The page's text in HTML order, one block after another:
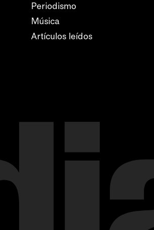
Periodismo
Música
Artículos leídos